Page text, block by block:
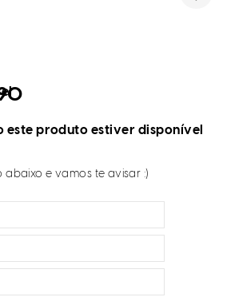
este produto estiver disponível
e vamos te avisar :)